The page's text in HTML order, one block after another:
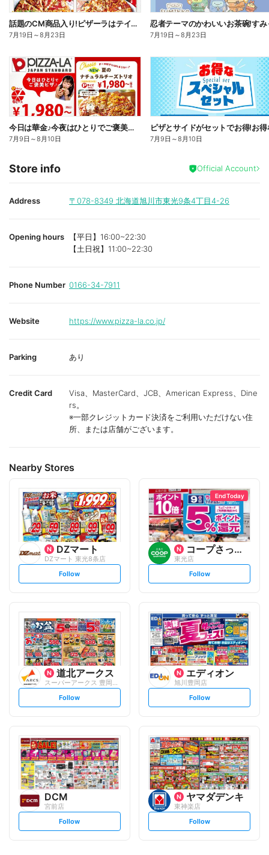
話題のCM商品入り!ピザーラはテイクアウトがお得!2枚目無料
7月19日 ～8月23日 7月19日 ～8月23日
今日は華金♪今夜はひとりでご褒美ピザ!ピザーラトリオ
7月9日 ～8月10日 7月9日 ～8月10日
Store info Official Account
Address 〒078-8349 北海道旭川市東光9条4丁目4-26
Opening hours
【平日】16:00~22:30
【土日祝】11:00~22:30
Phone Number 0166-34-7911
Website https://www.pizza-la.co.jp/
Parking あり
Credit Card
Visa、MasterCard、JCB、American Express、Dine
rs。
※一部クレジットカード決済をご利用いただけない住
所、または店舗がございます。
Nearby Stores
DZマート
DZマート 東光8条店
s
t
o
w
Follow
End Today
コープさっぽろ
東光店
s
t
l
o
w
Follow
道北アークス
スーパーアークス 豊岡3条
s
t
l
o
w
Follow
エディオン
旭川豊岡店
s
t
l
o
w
Follow
DCM
宮前店
s
t
Follow
ヤマダデンキ
東神楽店
s
t
Follow